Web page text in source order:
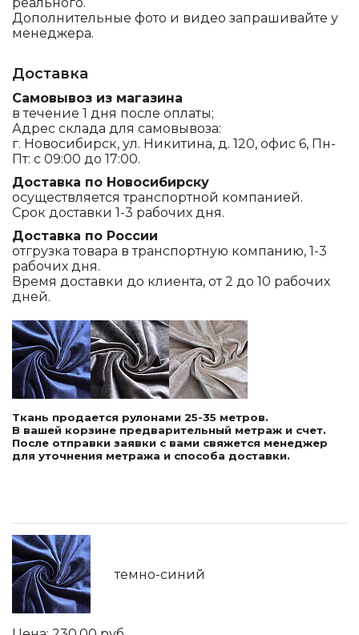
Дополнительные фото и видео запрашивайте у
менеджера.
Доставка
Самовывоз из магазина
в течение 1 дня после оплаты;
Адрес склада для самовывоза:
г. Новосибирск, ул. Никитина, д. 120, офис 6, Пн-
Пт: с 09:00 до 17:00.
Доставка по Новосибирску
осуществляется транспортной компанией.
Срок доставки 1-3 рабочих дня.
Доставка по России
отгрузка товара в транспортную компанию, 1-3
рабочих дня.
Время доставки до клиента, от 2 до 10 рабочих
дней.
Ткань продается рулонами 25-35 метров.
В вашей корзине предварительный метраж и счет.
После отправки заявки с вами свяжется менеджер
для уточнения метража и способа доставки.
темно-синий